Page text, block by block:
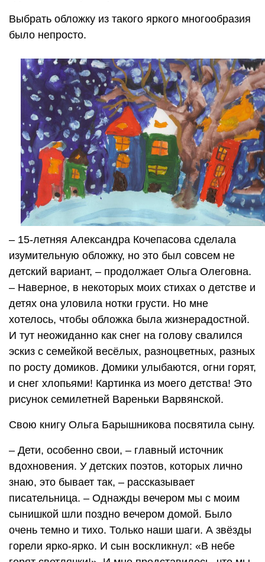
Выбрать обложку из такого яркого многообразия
было непросто.
– 15-летняя Александра Кочепасова сделала
изумительную обложку, но это был совсем не
детский вариант, – продолжает Ольга Олеговна.
– Наверное, в некоторых моих стихах о детстве и
детях она уловила нотки грусти. Но мне
хотелось, чтобы обложка была жизнерадостной.
И тут неожиданно как снег на голову свалился
эскиз с семейкой весёлых, разноцветных, разных
по росту домиков. Домики улыбаются, огни горят,
и снег хлопьями! Картинка из моего детства! Это
рисунок семилетней Вареньки Варвянской.
Свою книгу Ольга Барышникова посвятила сыну.
– Дети, особенно свои, – главный источник
вдохновения. У детских поэтов, которых лично
знаю, это бывает так, – рассказывает
писательница. – Однажды вечером мы с моим
сынишкой шли поздно вечером домой. Было
очень темно и тихо. Только наши шаги. А звёзды
горели ярко-ярко. И сын воскликнул: «В небе